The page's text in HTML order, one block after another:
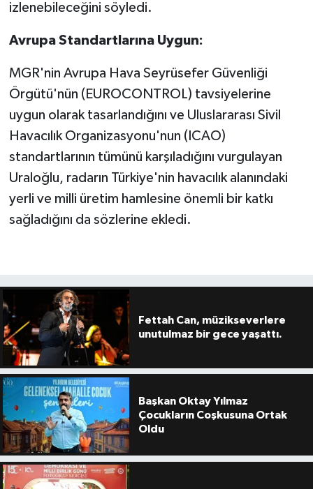
izlenebileceğini söyledi.
Avrupa Standartlarına Uygun:
MGR'nin Avrupa Hava Seyrüsefer Güvenliği
Örgütü'nün (EUROCONTROL) tavsiyelerine
uygun olarak tasarlandığını ve Uluslararası Sivil
Havacılık Organizasyonu'nun (ICAO)
standartlarının tümünü karşıladığını vurgulayan
Uraloğlu, radarın Türkiye'nin havacılık alanındaki
yerli ve milli üretim hamlesine önemli bir katkı
sağladığını da sözlerine ekledi.
Fettah Can, müzikseverlere
unutulmaz bir gece yaşattı.
Başkan Oktay Yılmaz
Çocukların Coşkusuna Ortak
Oldu